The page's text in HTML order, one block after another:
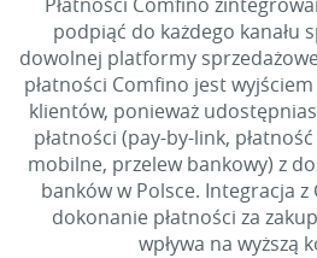
podpiąć do każdego kanału
dowolnej platformy
płatności Comfino jest
klientów, ponieważ
płatności (pay-by-link,
mobilne, przelew bankowy) z
banków w Polsce. Integracja
dokonanie płatności za
wpływa na wyższą